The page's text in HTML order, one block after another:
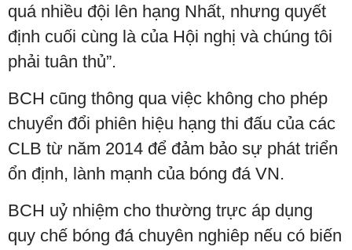
quá nhiều đội lên hạng Nhất, nhưng quyết
định cuối cùng là của Hội nghị và chúng tôi
phải tuân thủ”.
BCH cũng thông qua việc không cho phép
chuyển đổi phiên hiệu hạng thi đấu của các
CLB từ năm 2014 để đảm bảo sự phát triển
ổn định, lành mạnh của bóng đá VN.
BCH uỷ nhiệm cho thường trực áp dụng
quy chế bóng đá chuyên nghiêp nếu có biến